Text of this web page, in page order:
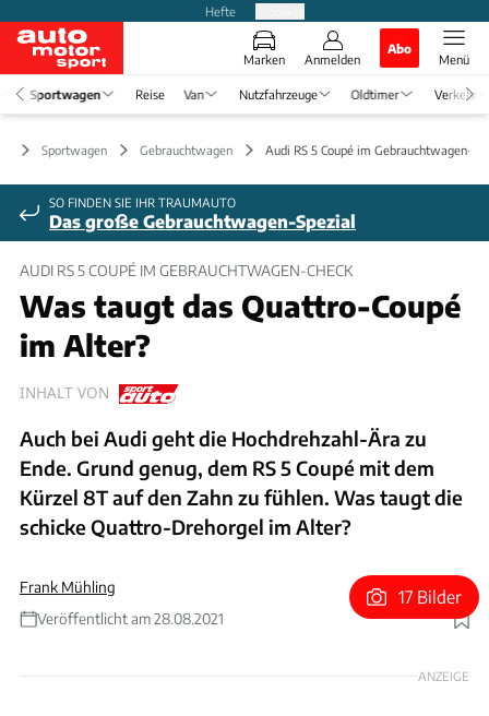
Hefte
Marken Anmelden
Abo
Menü
Sportwagen Reise Van Nutzfahrzeuge Oldtimer Verkehr
Sportwagen Gebrauchtwagen Audi RS 5 Coupé im Gebrauchtwagen-
SO FINDEN SIE IHR TRAUMAUTO
Das große Gebrauchtwagen-Spezial
AUDI RS 5 COUPÉ IM GEBRAUCHTWAGEN-CHECK
Was taugt das Quattro-Coupé
im Alter?
INHALT VON
Auch bei Audi geht die Hochdrehzahl-Ära zu
Ende. Grund genug, dem RS 5 Coupé mit dem
Kürzel 8T auf den Zahn zu fühlen. Was taugt die
schicke Quattro-Drehorgel im Alter?
Frank Mühling
Veröffentlicht am 28.08.2021
Foto: Rossen Gargolov
17 Bilder
ANZEIGE